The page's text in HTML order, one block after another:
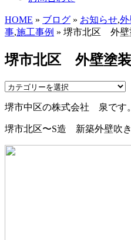
HOME » ブログ » お知らせ,外
事,施工事例 » 堺市北区 外
堺市北区 外壁塗
堺市中区の株式会社 泉です。
堺市北区〜S造 新築外壁吹